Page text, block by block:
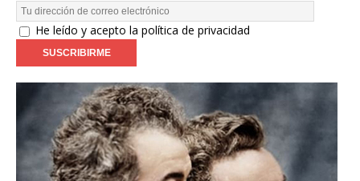
He leído y acepto la política de privacidad